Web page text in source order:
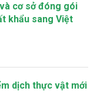
cơ sở đóng gói
khẩu sang Việt
dịch thực vật mới